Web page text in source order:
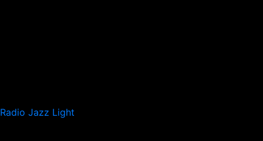
Radio Jazz Light